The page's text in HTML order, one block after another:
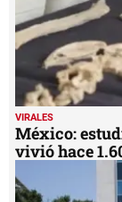
VIRALES
México:
vivió hace